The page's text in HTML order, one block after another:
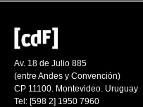
Av. 18 de Julio 885
(entre Andes y Convención)
CP 11100. Montevideo. Uruguay
Tel: [598 2] 1950 7960